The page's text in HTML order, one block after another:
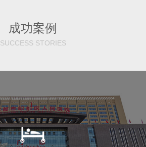
成功案例
SUCCESS STORIES